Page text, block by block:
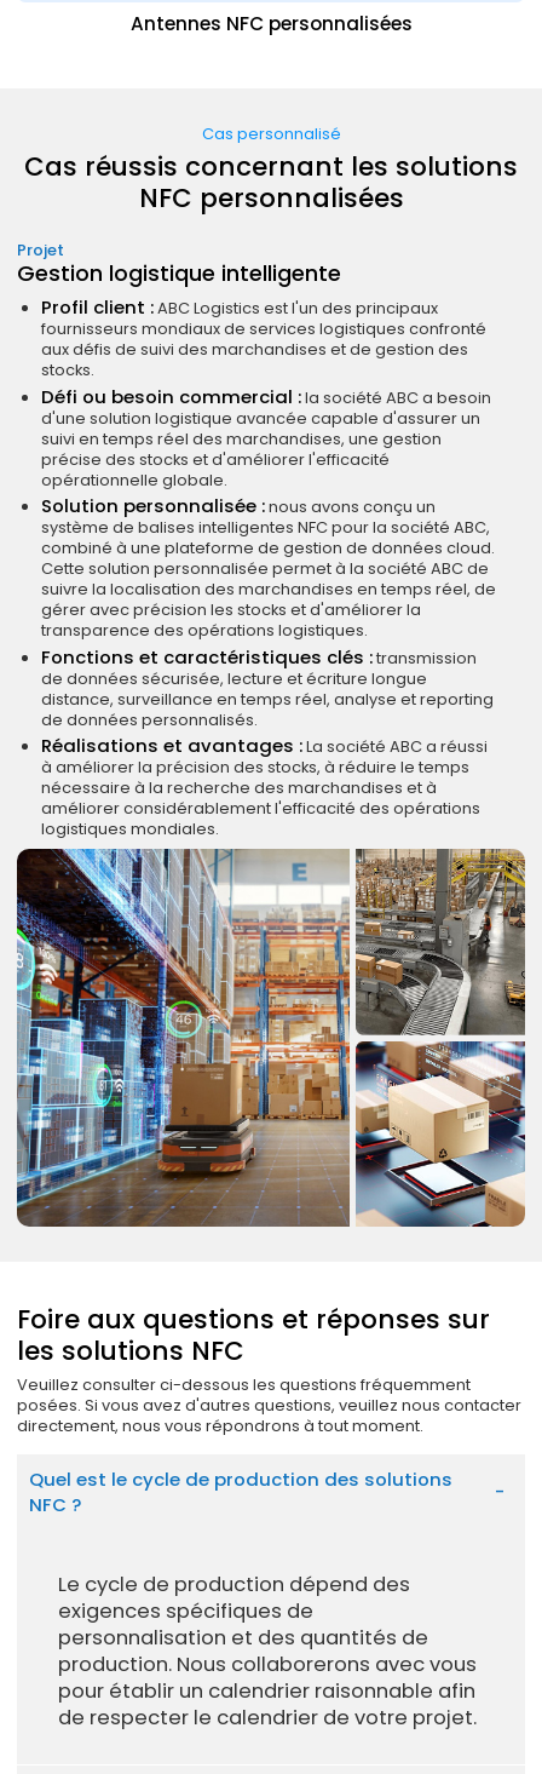
Antennes NFC personnalisées
Cas personnalisé
Cas réussis concernant les solutions
NFC personnalisées
Projet
Gestion logistique intelligente
Profil client :ABC Logistics est l'un des principaux
fournisseurs mondiaux de services logistiques confronté
aux défis de suivi des marchandises et de gestion des
stocks.
Défi ou besoin commercial :la société ABC a besoin
d'une solution logistique avancée capable d'assurer un
suivi en temps réel des marchandises, une gestion
précise des stocks et d'améliorer l'efficacité
opérationnelle globale.
Solution personnalisée :nous avons conçu un
système de balises intelligentes NFC pour la société ABC,
combiné à une plateforme de gestion de données cloud.
Cette solution personnalisée permet à la société ABC de
suivre la localisation des marchandises en temps réel, de
gérer avec précision les stocks et d'améliorer la
transparence des opérations logistiques.
Fonctions et caractéristiques clés :transmission
de données sécurisée, lecture et écriture longue
distance, surveillance en temps réel, analyse et reporting
de données personnalisés.
Réalisations et avantages :La société ABC a réussi
à améliorer la précision des stocks, à réduire le temps
nécessaire à la recherche des marchandises et à
améliorer considérablement l'efficacité des opérations
logistiques mondiales.
Foire aux questions et réponses sur
les solutions NFC
Veuillez consulter ci-dessous les questions fréquemment
posées. Si vous avez d'autres questions, veuillez nous contacter
directement, nous vous répondrons à tout moment.
Quel est le cycle de production des solutions
NFC ?
Le cycle de production dépend des
exigences spécifiques de
personnalisation et des quantités de
production. Nous collaborerons avec vous
pour établir un calendrier raisonnable afin
de respecter le calendrier de votre projet.